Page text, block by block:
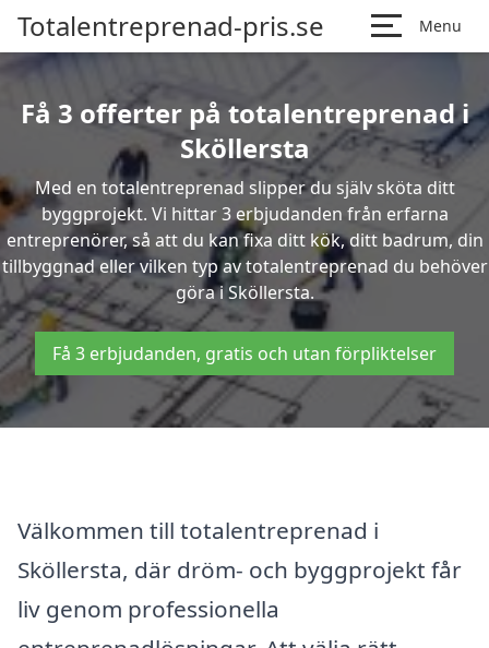
Totalentreprenad-pris.se Menu
Få 3 offerter på totalentreprenad i
Sköllersta
Med en totalentreprenad slipper du själv sköta ditt
byggprojekt. Vi hittar 3 erbjudanden från erfarna
entreprenörer, så att du kan fixa ditt kök, ditt badrum, din
tillbyggnad eller vilken typ av totalentreprenad du behöver
göra i Sköllersta.
Få 3 erbjudanden, gratis och utan förpliktelser
Välkommen till totalentreprenad i
Sköllersta, där dröm- och byggprojekt får
liv genom professionella